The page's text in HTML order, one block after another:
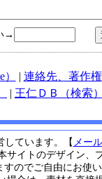
→
| 連絡先、著作権
| 王仁ＤＢ（検索）
しています。【 メー
イトのデザイン、
のでご自由にお使